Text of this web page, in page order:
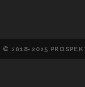
© 2018-2025